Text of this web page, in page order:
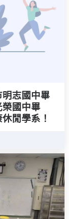
志國中畢
榮國中畢
閒學系！